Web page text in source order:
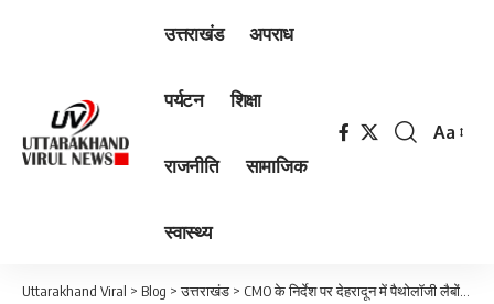
उत्तराखंड अपराध
पर्यटन शिक्षा
राजनीति सामाजिक
स्वास्थ्य
Font
Aa
Uttarakhand Viral > Blog >उत्तराखंड > CMO के निर्देश पर देहरादून में पैथोलॉजी लैबों के औचक निरीक्षण, 2 लैबों को नोटिस जारी